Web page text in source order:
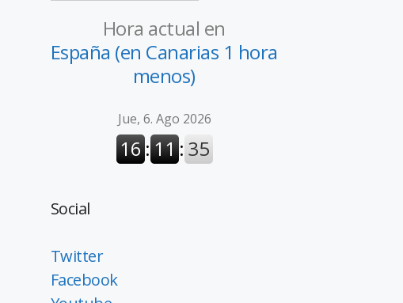
Hora actual en
España (en Canarias 1 hora
menos)
Social
Twitter
Facebook